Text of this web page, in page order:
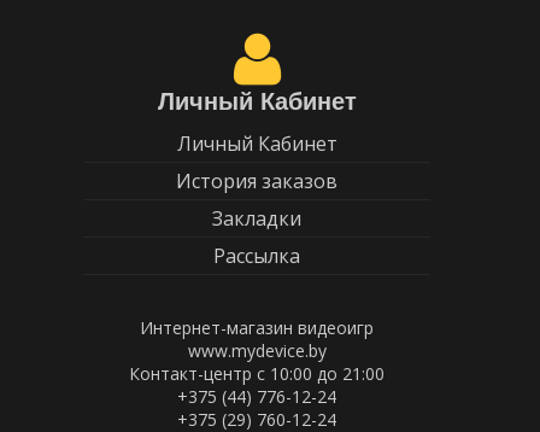
Личный Кабинет
Личный Кабинет
История заказов
Закладки
Рассылка
Интернет-магазин видеоигр
www.mydevice.by
Контакт-центр с 10:00 до 21:00
+375 (44) 776-12-24
+375 (29) 760-12-24